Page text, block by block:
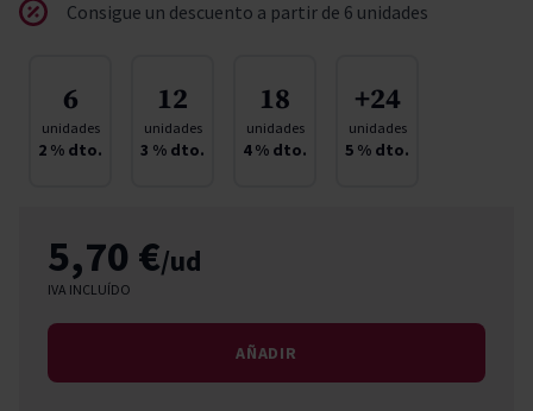
Consigue un descuento a partir de 6 unidades
6
unidades
2 % dto.
12
unidades
3 % dto.
18
unidades
4% dto.
+24
unidades
5 % dto.
5,70 €/ud
IVA INCLUÍDO
AÑADIR